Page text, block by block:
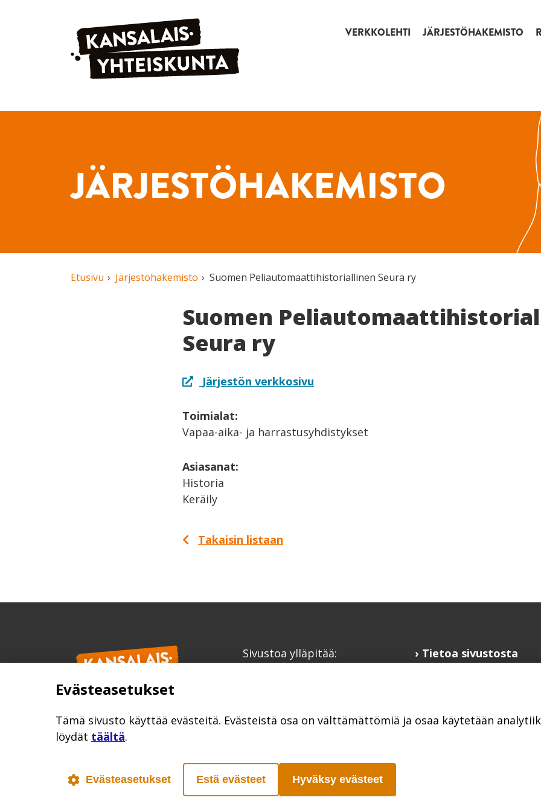
Siirry sisältöön VERKKOLEHTI JÄRJESTÖHAKEMISTO
JÄRJESTÖHAKEMISTO
Etusivu Järjestöhakemisto Suomen Peliautomaattihistoriallinen Seura ry
Suomen
Seura ry
Järjestön verkkosivu
Toimialat:
Vapaa-aika- ja harrastusyhdistykset
Asiasanat:
Historia
Keräily
Takaisin listaan
Sivustoa ylläpitää:
Tietoa sivustosta
Poutapilvi web design
Evästeasetukset
Tämä sivusto käyttää evästeitä. Evästeistä osa on välttämättömiä ja osaa käytetään
löydät täältä.
Evästeasetukset Estä evästeet Hyväksy evästeet